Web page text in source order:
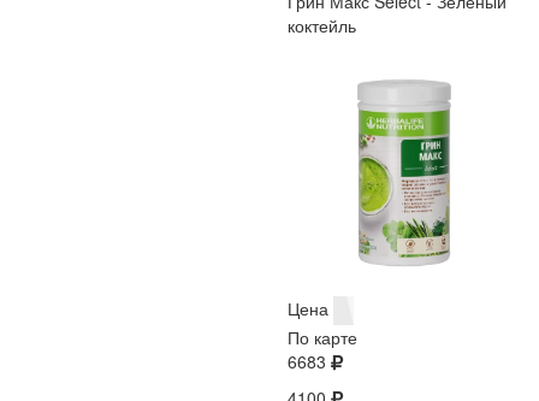
коктейль
Цена
По карте
6683